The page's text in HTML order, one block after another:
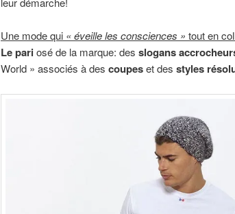
Une mode qui « éveille les consciences » tout en
Le pariosé de la marque: des slogans
World » associés à des coupeset des styles